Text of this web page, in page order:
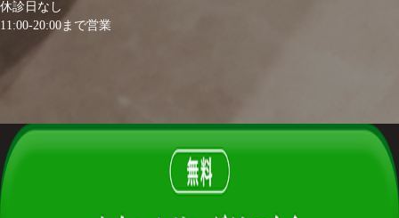
休診日なし
11:00-20:00まで営業